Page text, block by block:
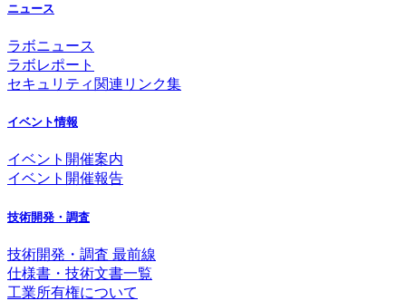
ニュース
ラボニュース
ラボレポート
セキュリティ関連リンク集
イベント情報
イベント開催案内
イベント開催報告
技術開発・調査
技術開発・調査 最前線
仕様書・技術文書一覧
工業所有権について